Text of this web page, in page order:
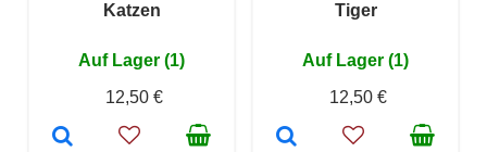
Katzen
Auf Lager (1)
12,50 €
Tiger
Auf Lager (1)
12,50 €